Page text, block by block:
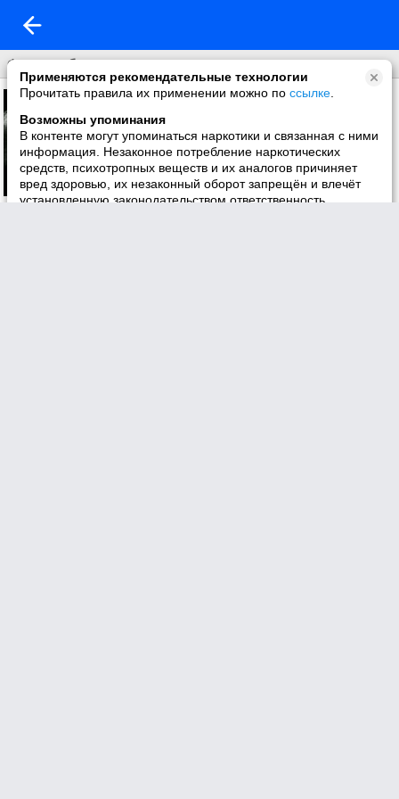
Применяются рекомендательные технологии
Прочитать правила их применении можно по ссылке
Возможны упоминания
В контенте могут упоминаться наркотики и связанная с ними
информация. Незаконное потребление наркотических
средств, психотропных веществ и их аналогов причиняет
вред здоровью, их незаконный оборот запрещён и влечёт
установленную законодательством ответственность
Фон на обложку